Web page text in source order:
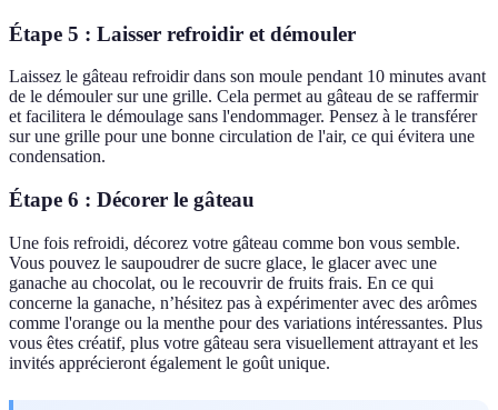
Étape 5 : Laisser refroidir et démouler
Laissez le gâteau refroidir dans son moule pendant 10 minutes avant
de le démouler sur une grille. Cela permet au gâteau de se raffermir
et facilitera le démoulage sans l'endommager. Pensez à le transférer
sur une grille pour une bonne circulation de l'air, ce qui évitera une
condensation.
Étape 6 : Décorer le gâteau
Une fois refroidi, décorez votre gâteau comme bon vous semble.
Vous pouvez le saupoudrer de sucre glace, le glacer avec une
ganache au chocolat, ou le recouvrir de fruits frais. En ce qui
concerne la ganache, n’hésitez pas à expérimenter avec des arômes
comme l'orange ou la menthe pour des variations intéressantes. Plus
vous êtes créatif, plus votre gâteau sera visuellement attrayant et les
invités apprécieront également le goût unique.